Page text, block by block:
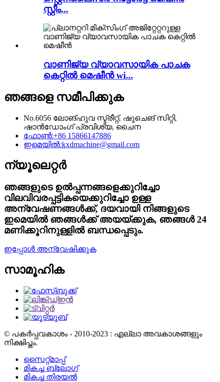
സ്റ്റീം...
വാണിജ്യ വ്യാവസായിക പാചക
കെറ്റിൽ മെഷീൻ wi...
ഞങ്ങളെ സമീപിക്കുക
No.6056 ലോങ്‌ഹുവ സ്ട്രീറ്റ്, ഷുചെങ് സിറ്റി,
ഷാൻഡോംഗ് പ്രവിശ്യ, ചൈന
ഫോൺ:+86 15866147886
ഇമെയിൽ:kxdmachine@gmail.com
ന്യൂലെറ്റർ
ഞങ്ങളുടെ ഉൽപ്പന്നങ്ങളെക്കുറിച്ചോ
വിലവിവരപ്പട്ടികയെക്കുറിച്ചോ ഉള്ള
അന്വേഷണങ്ങൾക്ക്, ദയവായി നിങ്ങളുടെ
ഇമെയിൽ ഞങ്ങൾക്ക് അയയ്ക്കുക, ഞങ്ങൾ 24
മണിക്കൂറിനുള്ളിൽ ബന്ധപ്പെടും.
ഇപ്പോൾ അന്വേഷിക്കുക
സാമൂഹിക
© പകർപ്പവകാശം - 2010-2023 : എല്ലാ അവകാശങ്ങളും
നിക്ഷിപ്തം.
സൈറ്റ്മാപ്പ്
മികച്ച ബ്ലോഗ്
മികച്ച തിരയൽ